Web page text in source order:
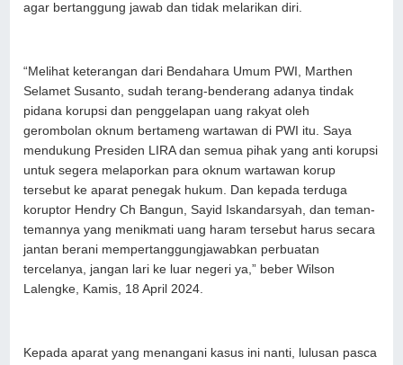
agar bertanggung jawab dan tidak melarikan diri.
“Melihat keterangan dari Bendahara Umum PWI, Marthen
Selamet Susanto, sudah terang-benderang adanya tindak
pidana korupsi dan penggelapan uang rakyat oleh
gerombolan oknum bertameng wartawan di PWI itu. Saya
mendukung Presiden LIRA dan semua pihak yang anti korupsi
untuk segera melaporkan para oknum wartawan korup
tersebut ke aparat penegak hukum. Dan kepada terduga
koruptor Hendry Ch Bangun, Sayid Iskandarsyah, dan teman-
temannya yang menikmati uang haram tersebut harus secara
jantan berani mempertanggungjawabkan perbuatan
tercelanya, jangan lari ke luar negeri ya,” beber Wilson
Lalengke, Kamis, 18 April 2024.
Kepada aparat yang menangani kasus ini nanti, lulusan pasca